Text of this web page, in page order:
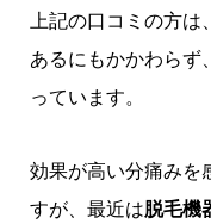
上記の口コミの方は
あるにもかかわらず
っています。
効果が高い分痛みを
すが、最近は脱毛機